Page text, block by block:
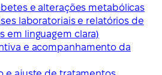
e alterações metabólicas
laboratoriais e relatórios de
em linguagem clara)
e acompanhamento da